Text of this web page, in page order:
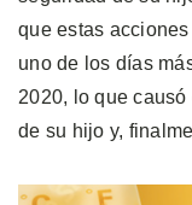
que estas
uno de los días
2020, lo que
de su hijo y,